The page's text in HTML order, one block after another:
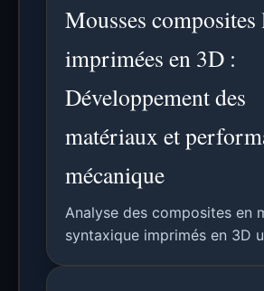
Mousses composites
imprimées en 3D :
Développement des
matériaux et
mécanique
Analyse des composites en
syntaxique imprimés en 3D